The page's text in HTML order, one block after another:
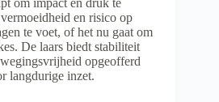
om impact en druk te
en risico op
te voet, of het nu gaat om
De laars biedt stabiliteit
opgeofferd
langdurige inzet.